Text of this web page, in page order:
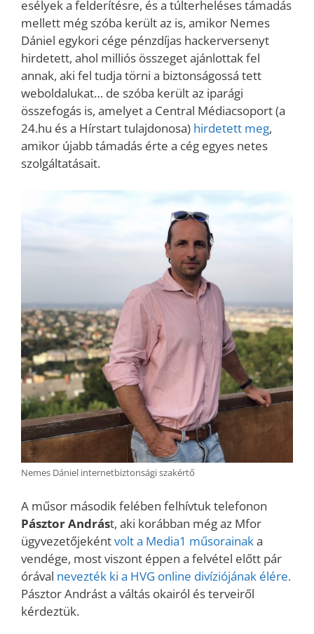
esélyek a felderítésre, és a túlterheléses támadás
mellett még szóba került az is, amikor Nemes
Dániel egykori cége pénzdíjas hackerversenyt
hirdetett, ahol milliós összeget ajánlottak fel
annak, aki fel tudja törni a biztonságossá tett
weboldalukat… de szóba került az iparági
összefogás is, amelyet a Central Médiacsoport (a
24.hu és a Hírstart tulajdonosa) hirdetett meg,
amikor újabb támadás érte a cég egyes netes
szolgáltatásait.
Nemes Dániel internetbiztonsági szakértő
A műsor második felében felhívtuk telefonon
Pásztor Andrást, aki korábban még az Mfor
ügyvezetőjekéntvolt a Media1 műsorainaka
vendége, most viszont éppen a felvétel előtt pár
órával nevezték ki a HVG online divíziójának élére.
Pásztor Andrást a váltás okairól és terveiről
kérdeztük.